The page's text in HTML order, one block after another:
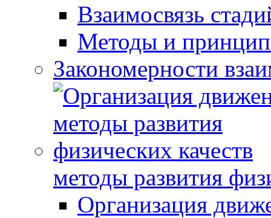
Взаимосвязь
Методы и
Закономерности
методы развития
Организация